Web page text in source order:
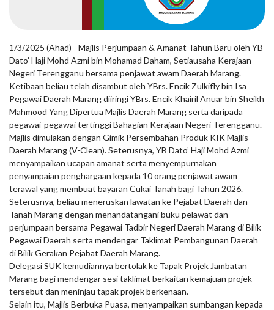
1/3/2025 (Ahad) - Majlis Perjumpaan & Amanat Tahun Baru oleh YB
Dato’ Haji Mohd Azmi bin Mohamad Daham, Setiausaha Kerajaan
Negeri Terengganu bersama penjawat awam Daerah Marang.
Ketibaan beliau telah disambut oleh YBrs. Encik Zulkifly bin Isa
Pegawai Daerah Marang diiringi YBrs. Encik Khairil Anuar bin Sheikh
Mahmood Yang Dipertua Majlis Daerah Marang serta daripada
pegawai-pegawai tertinggi Bahagian Kerajaan Negeri Terengganu.
Majlis dimulakan dengan Gimik Persembahan Produk KIK Majlis
Daerah Marang (V-Clean). Seterusnya, YB Dato’ Haji Mohd Azmi
menyampaikan ucapan amanat serta menyempurnakan
penyampaian penghargaan kepada 10 orang penjawat awam
terawal yang membuat bayaran Cukai Tanah bagi Tahun 2026.
Seterusnya, beliau meneruskan lawatan ke Pejabat Daerah dan
Tanah Marang dengan menandatangani buku pelawat dan
perjumpaan bersama Pegawai Tadbir Negeri Daerah Marang di Bilik
Pegawai Daerah serta mendengar Taklimat Pembangunan Daerah
di Bilik Gerakan Pejabat Daerah Marang.
Delegasi SUK kemudiannya bertolak ke Tapak Projek Jambatan
Marang bagi mendengar sesi taklimat berkaitan kemajuan projek
tersebut dan meninjau tapak projek berkenaan.
Selain itu, Majlis Berbuka Puasa, menyampaikan sumbangan kepada